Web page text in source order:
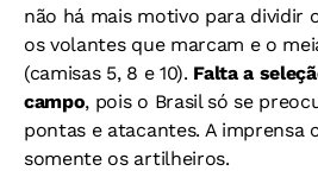
não há mais motivo para dividir
os volantes que marcam e o
(camisas 5, 8 e 10). Falta a
campo, pois o Brasil só se
pontas e atacantes. A imprensa
somente os artilheiros.